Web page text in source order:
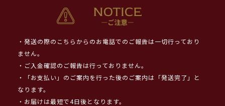
・発送の際のこちらからのお電話でのご報告は一切行っており
ません。
・ご入金確認のご報告は行っておりません。
・「お支払い」のご案内を行った後のご案内は「発送完了」と
なります。
・お届けは最短で4日後となります。